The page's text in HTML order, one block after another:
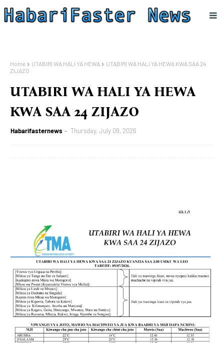
Home UTABIRI WA HALI YA HEWA
UTABIRI WA HALI YA HEWA KWA SAA 24
ZIJAZO
UTABIRI WA HALI YA HEWA
KWA SAA 24 ZIJAZO
Habarifasternews Thursday, July 09, 2026